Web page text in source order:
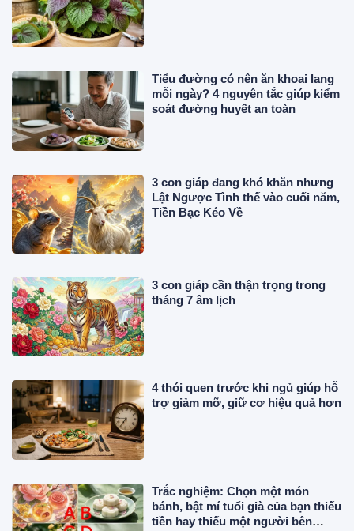
Tiểu đường có nên ăn khoai lang
mỗi ngày? 4 nguyên tắc giúp kiểm
soát đường huyết an toàn
3 con giáp đang khó khăn nhưng
Lật Ngược Tình thế vào cuối năm,
Tiền Bạc Kéo Về
3 con giáp cần thận trọng trong
tháng 7 âm lịch
4 thói quen trước khi ngủ giúp hỗ
trợ giảm mỡ, giữ cơ hiệu quả hơn
Trắc nghiệm: Chọn một món
bánh, bật mí tuổi già của bạn thiếu
tiền hay thiếu một người bên